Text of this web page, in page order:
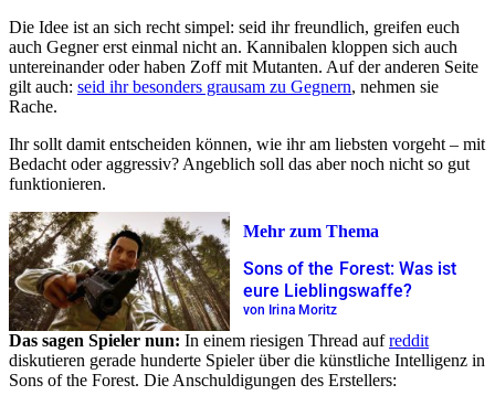
Die Idee ist an sich recht simpel: seid ihr freundlich, greifen euch
auch Gegner erst einmal nicht an. Kannibalen kloppen sich auch
untereinander oder haben Zoff mit Mutanten. Auf der anderen Seite
gilt auch: seid ihr besonders grausam zu Gegnern, nehmen sie
Rache.
Ihr sollt damit entscheiden können, wie ihr am liebsten vorgeht – mit
Bedacht oder aggressiv? Angeblich soll das aber noch nicht so gut
funktionieren.
Mehr zum Thema
Sons of the Forest: Was ist
eure Lieblingswaffe?
von Irina Moritz
Das sagen Spieler nun: In einem riesigen Thread aufreddit
diskutieren gerade hunderte Spieler über die künstliche Intelligenz in
Sons of the Forest. Die Anschuldigungen des Erstellers: